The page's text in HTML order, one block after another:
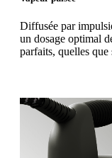
Diffusée par
un dosage optimal
parfaits, quelles que